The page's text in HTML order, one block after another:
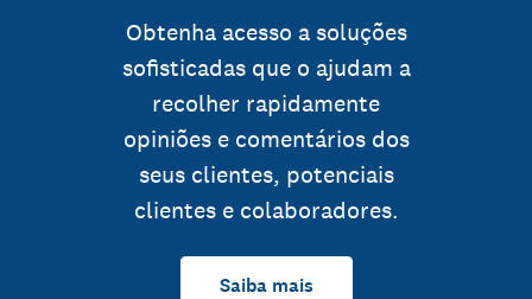
Obtenha acesso a soluções
sofisticadas que o ajudam a
recolher rapidamente
opiniões e comentários dos
seus clientes, potenciais
clientes e colaboradores.
Saiba mais